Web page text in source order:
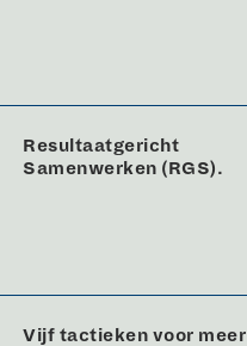
Resultaatgericht
Samenwerken (RGS).
Vijf tactieken voor meer